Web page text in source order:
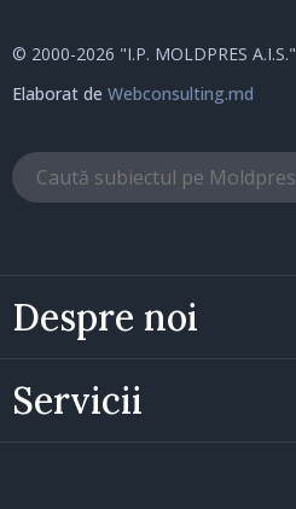
Despre noi
Servicii
© 2000-2026 "I.P. MOLDPRES A.I.S."
Elaborat de Webconsulting.md